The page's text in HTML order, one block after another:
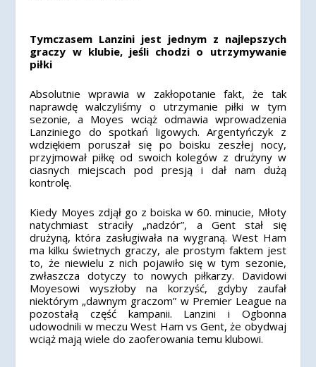
Tymczasem Lanzini jest jednym z najlepszych
graczy w klubie, jeśli chodzi o utrzymywanie
piłki
Absolutnie wprawia w zakłopotanie fakt, że tak
naprawdę walczyliśmy o utrzymanie piłki w tym
sezonie, a Moyes wciąż odmawia wprowadzenia
Lanziniego do spotkań ligowych. Argentyńczyk z
wdziękiem poruszał się po boisku zeszłej nocy,
przyjmował piłkę od swoich kolegów z drużyny w
ciasnych miejscach pod presją i dał nam dużą
kontrolę.
Kiedy Moyes zdjął go z boiska w 60. minucie, Młoty
natychmiast straciły „nadzór”, a Gent stał się
drużyną, która zasługiwała na wygraną. West Ham
ma kilku świetnych graczy, ale prostym faktem jest
to, że niewielu z nich pojawiło się w tym sezonie,
zwłaszcza dotyczy to nowych piłkarzy. Davidowi
Moyesowi wyszłoby na korzyść, gdyby zaufał
niektórym „dawnym graczom” w Premier League na
pozostałą część kampanii. Lanzini i Ogbonna
udowodnili w meczu West Ham vs Gent, że obydwaj
wciąż mają wiele do zaoferowania temu klubowi.